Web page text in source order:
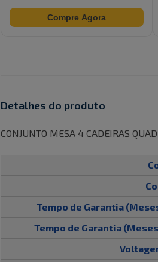
Compre Agora
Detalhes do produto
CONJUNTO MESA 4 CADEIRAS
Tempo de Garantia
Tempo de Garantia